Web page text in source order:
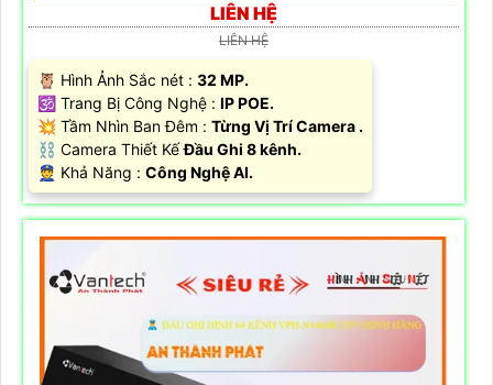
LIÊN HỆ
LIÊN HỆ
🦉 Hình Ảnh Sắc nét : 32 MP.
🕉️ Trang Bị Công Nghệ : IP POE.
💥 Tầm Nhìn Ban Đêm : Từng Vị Trí Camera .
⛓ Camera Thiết KếĐầu Ghi 8 kênh.
️👮 Khả Năng : Công Nghệ AI.